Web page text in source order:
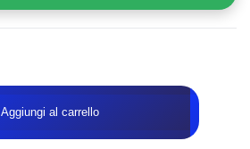
LOGITECH
M170
Aggiungi al carrello